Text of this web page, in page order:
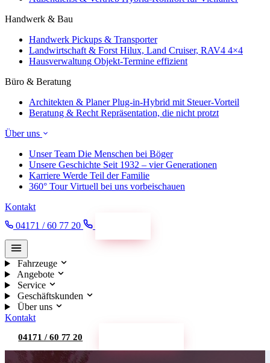
Handwerk & Bau
Handwerk Pickups & Transporter
Landwirtschaft & Forst Hilux, Land Cruiser, RAV4 4×4
Hausverwaltung Objekt-Termine effizient
Büro & Beratung
Architekten & Planer Plug-in-Hybrid mit Steuer-Vorteil
Beratung & Recht Repräsentation, die nicht protzt
Über uns
Unser Team Die Menschen bei Böger
Unsere Geschichte Seit 1932 – vier Generationen
Karriere Werde Teil der Familie
360° Tour Virtuell bei uns vorbeischauen
Kontakt
04171 / 60 77 20
Fahrzeuge
Angebote
Service
Geschäftskunden
Über uns
Kontakt
04171 / 60 77 20